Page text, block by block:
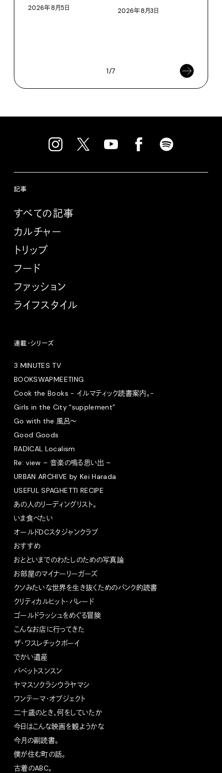
2026年8月5日 2026年8月3日
1/7
記事
すべての記事
カルチャー
トリップ
フード
ファッション
ライフスタイル
連載・シリーズ
3 MINUTES TV
BOOKSWAPMEETING
Cook the Books - イルマティック読書案内。-
Girls in the City “supplement”
Go with the 風呂〜
Good Goods
RADICAL Localism
Re: view – 音楽の鳴る思い出 –
URBAN ARCHIVE by Kei Harada
USEFUL SPAGHETTI RECIPE
あの人のリーディングリスト。
いま食べたい
オールドDCスタジャンクラブ
おすすめ
おとといまでのわたしのための写真論
お部屋のマイナーリーガーズ
クソみたいな世界を生き抜くためのパンク的読書
クリティカルヒット・パレード
ゴールドラッシュをめぐる冒険
こんなお店に行ってきた
ザ・ワスレチックボーイ
でかい遺産
パペットスンスン
ヤマスソクラシウラヤマシ
ワンテーマ・オブジェクト
二十歳のとき、何をしていたか
今日はこんな映画を観ようかな
今月の副読書。
僕が住む町の話。
古着のABC。